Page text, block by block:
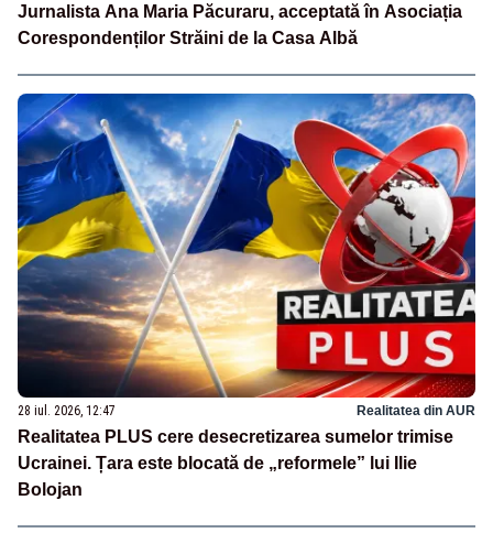
Jurnalista Ana Maria Păcuraru, acceptată în Asociația
Corespondenților Străini de la Casa Albă
28 iul. 2026, 12:47 Realitatea din AUR
Realitatea PLUS cere desecretizarea sumelor trimise
Ucrainei. Țara este blocată de „reformele” lui Ilie
Bolojan